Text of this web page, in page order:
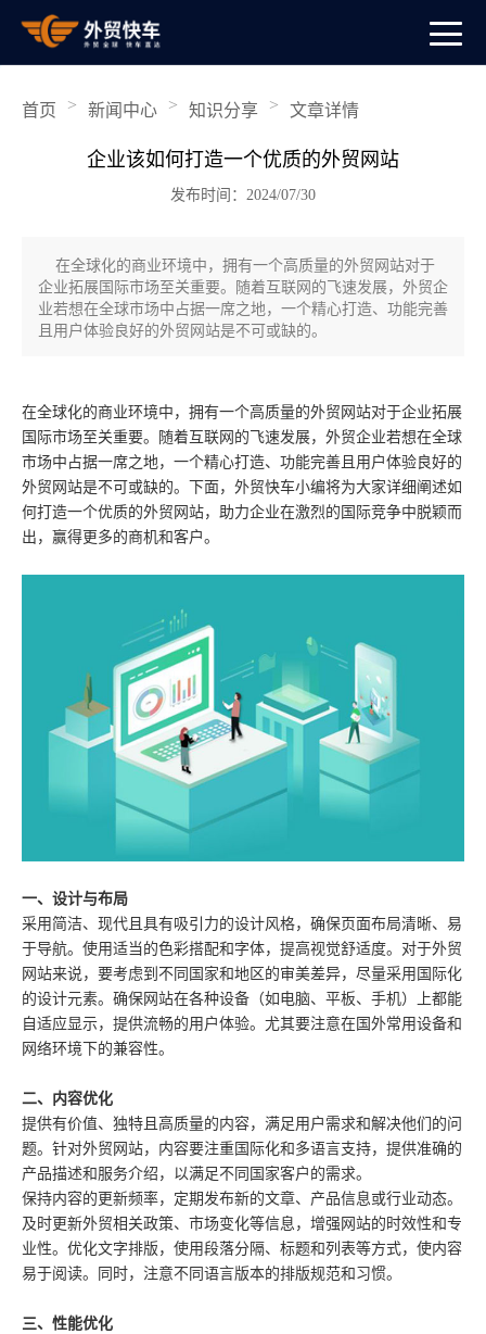
首页 > 新闻中心 > 知识分享 > 文章详情
企业该如何打造一个优质的外贸网站
发布时间：2024/07/30
在全球化的商业环境中，拥有一个高质量的外贸网站对于
企业拓展国际市场至关重要。随着互联网的飞速发展，外贸企
业若想在全球市场中占据一席之地，一个精心打造、功能完善
且用户体验良好的外贸网站是不可或缺的。
在全球化的商业环境中，拥有一个高质量的外贸网站对于企业拓展
国际市场至关重要。随着互联网的飞速发展，外贸企业若想在全球
市场中占据一席之地，一个精心打造、功能完善且用户体验良好的
外贸网站是不可或缺的。下面，外贸快车小编将为大家详细阐述如
何打造一个优质的外贸网站，助力企业在激烈的国际竞争中脱颖而
出，赢得更多的商机和客户。
一、设计与布局
采用简洁、现代且具有吸引力的设计风格，确保页面布局清晰、易
于导航。使用适当的色彩搭配和字体，提高视觉舒适度。对于外贸
网站来说，要考虑到不同国家和地区的审美差异，尽量采用国际化
的设计元素。确保网站在各种设备（如电脑、平板、手机）上都能
自适应显示，提供流畅的用户体验。尤其要注意在国外常用设备和
网络环境下的兼容性。
二、内容优化
提供有价值、独特且高质量的内容，满足用户需求和解决他们的问
题。针对外贸网站，内容要注重国际化和多语言支持，提供准确的
产品描述和服务介绍，以满足不同国家客户的需求。
保持内容的更新频率，定期发布新的文章、产品信息或行业动态。
及时更新外贸相关政策、市场变化等信息，增强网站的时效性和专
业性。优化文字排版，使用段落分隔、标题和列表等方式，使内容
易于阅读。同时，注意不同语言版本的排版规范和习惯。
三、性能优化